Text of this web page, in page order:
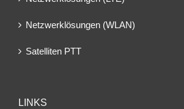
Netzwerklösungen (WLAN)
Satelliten PTT
LINKS